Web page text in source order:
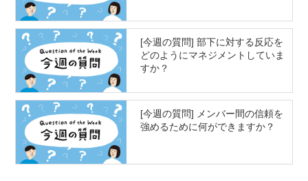
[今週の質問] 部下に対する反応を
どのようにマネジメントしていま
すか？
[今週の質問] メンバー間の信頼を
強めるために何ができますか？